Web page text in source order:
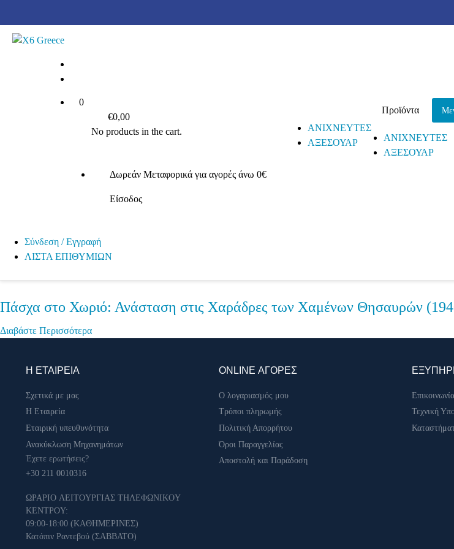
0
Καλάθι€0,00
No products in the cart.
Δωρεάν Μεταφορικά για αγορές άνω 0€
Είσοδος
ΑΝΙΧΝΕΥΤΕΣ
ΑΞΕΣΟΥΑΡ
Προϊόντα
ΑΝΙΧΝΕΥΤΕΣ
ΑΞΕΣΟΥΑΡ
Σύνδεση / Εγγραφή
ΛΙΣΤΑ ΕΠΙΘΥΜΙΩΝ
Πάσχα στο Χωριό: Ανάσταση στις Χαράδρες των Χαμένων Θησαυρών
Διαβάστε Περισσότερα
Η ΕΤΑΙΡΕΙΑ
Σχετικά με μας
Η Εταιρεία
Εταιρική υπευθυνότητα
Ανακύκλωση Μηχανημάτων
Έχετε ερωτήσεις?
+30 211 0010316
ΩPAPIO ΛEITOYPΓIAΣ THΛEΦΩNIKOY
KENTPOY:
09:00-18:00 (KAΘHMEPINEΣ)
Κατόπιν Ραντεβού (ΣABBATO)
ONLINE ΑΓΟΡΕΣ
Ο λογαριασμός μου
Τρόποι πληρωμής
Πολιτική Απορρήτου
Όροι Παραγγελίας
Αποστολή και Παράδοση
Επικοινωνία
Τεχνική